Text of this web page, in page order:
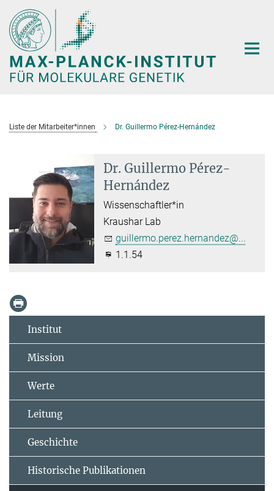
Hauptinhalt
Liste der Mitarbeiter*innen Dr. Guillermo Pérez-Hernández
Dr. Guillermo Pérez-
Hernández
Wissenschaftler*in
Kraushar Lab
guillermo.perez.hernandez@...
1.1.54
Institut
Mission
Werte
Leitung
Geschichte
Historische Publikationen